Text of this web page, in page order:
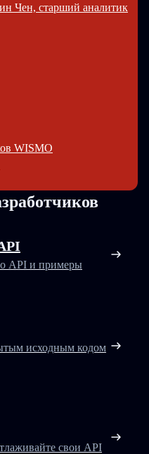
Чен, старший аналитик
WISMO
API и примеры
исходным кодом
свои API